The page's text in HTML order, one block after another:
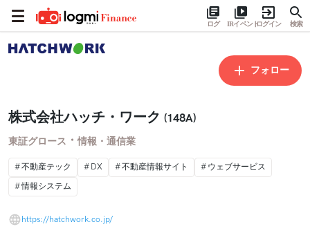
ログ IRイベントログイン 検索
フォロー
株式会社ハッチ・ワーク (148A)
東証グロース ・ 情報・通信業
不動産テック DX 不動産情報サイト
ウェブサービス
情報システム
https://hatchwork.co.jp/